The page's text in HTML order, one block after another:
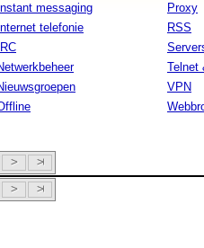
Instant messaging
Internet telefonie
IRC
Proxy
RSS
Telnet
VPN